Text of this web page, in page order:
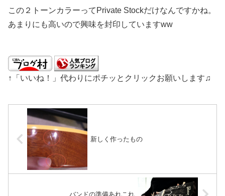
この２トーンカラーってPrivate Stockだけなんですかね。
あまりにも高いので興味を封印していますww
↑「いいね！」代わりにポチッとクリックお願いします♫
新しく作ったもの
バンドの準備あれこれ